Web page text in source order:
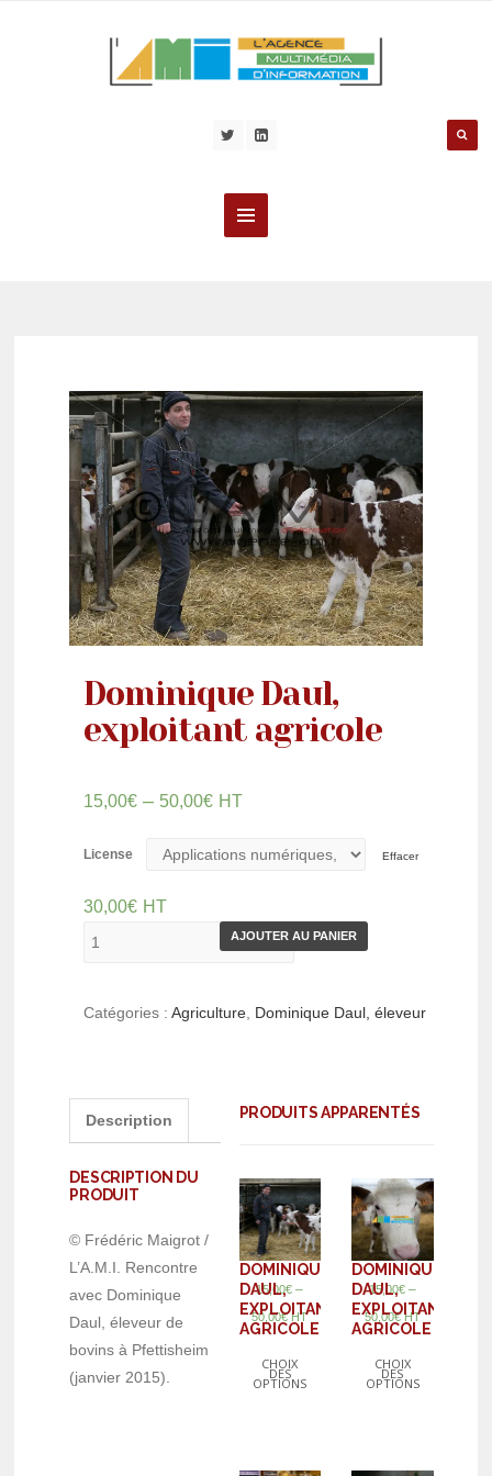
Dominique Daul,
exploitant agricole
15,00€ – 50,00€ HT
License Effacer
30,00€ HT
AJOUTER AU PANIER
Catégories :Agriculture, Dominique Daul, éleveur
Description
DESCRIPTION DU
PRODUIT
© Frédéric Maigrot /
L’A.M.I. Rencontre
avec Dominique
Daul, éleveur de
bovins à Pfettisheim
(janvier 2015).
PRODUITS APPARENTÉS
DOMINIQUE
DAUL,
EXPLOITANT
AGRICOLE
15,00€ –
50,00€ HT
CHOIX
DES
OPTIONS
DOMINIQUE
DAUL,
EXPLOITANT
AGRICOLE
15,00€–
50,00€ HT
CHOIX
DES
OPTIONS